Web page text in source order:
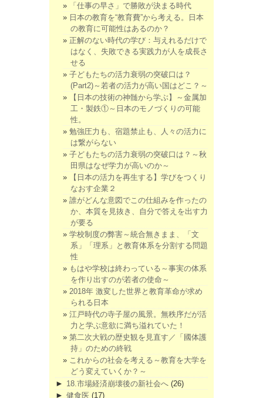
「仕事の早さ」で勝敗が決まる時代
日本の教育を“教育費”から考える。日本
の教育に可能性はあるのか？
正解のない時代の学び：与えれるだけで
はなく、失敗できる実践力が人を成長さ
せる
子どもたちの活力衰弱の突破口は？
(Part2)～若者の活力が高い国はどこ？～
【日本の技術の神髄から学ぶ】～金属加
工・製鉄①～日本のモノづくりの可能
性。
勉強圧力も、宿題禁止も、人々の活力に
は繋がらない
子どもたちの活力衰弱の突破口は？～秋
田県はなぜ学力が高いのか～
【日本の活力を再生する】学びをつくり
なおす企業２
誰がどんな意図でこの仕組みを作ったの
か、本質を見抜き、自分で答えを出す力
が要る
学校制度の弊害～統合無きまま、「文
系」「理系」と教育体系を分割する問題
性
もはや学校は終わっている～事実の体系
を作り出すのが若者の使命～
2018年 激変した世界と教育革命が求め
られる日本
江戸時代の寺子屋の風景。無秩序だが活
力と学ぶ意欲に満ち溢れていた！
第二次大戦の歴史観を見直す／「國体護
持」のための終戦
これからの社会を考える～教育を大学を
どう変えていくか？～
► 18.市場経済崩壊後の新社会へ (26)
► 健食医 (17)